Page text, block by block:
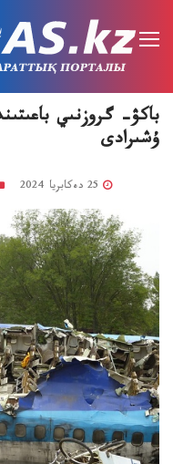
باكۋ- گروزنىي
ۇشىرادى